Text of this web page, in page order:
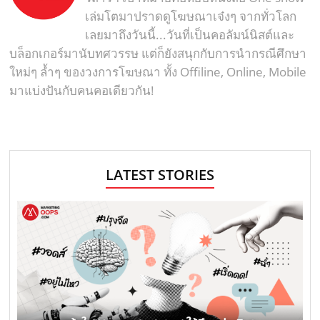
เล่มโตมาปราดดูโฆษณาเจ๋งๆ จากทั่วโลก
เลยมาถึงวันนี้...วันที่เป็นคอลัมน์นิสต์และ
บล็อกเกอร์มานับทศวรรษ แต่ก็ยังสนุกกับการนำกรณีศึกษา
ใหม่ๆ ล้ำๆ ของวงการโฆษณา ทั้ง Offiline, Online, Mobile
มาแบ่งปันกับคนคอเดียวกัน!
LATEST STORIES